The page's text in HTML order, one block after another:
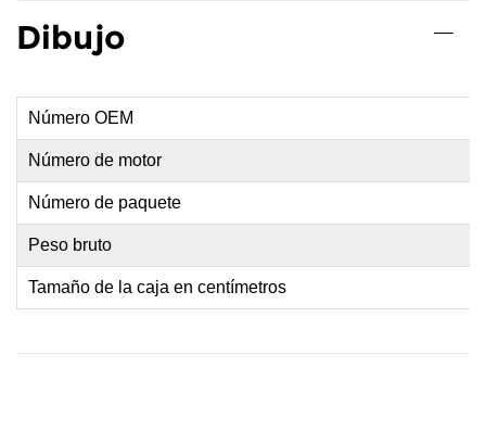
Dibujo
Número OEM
Número de motor
Número de paquete
Peso bruto
Tamaño de la caja en centímetros